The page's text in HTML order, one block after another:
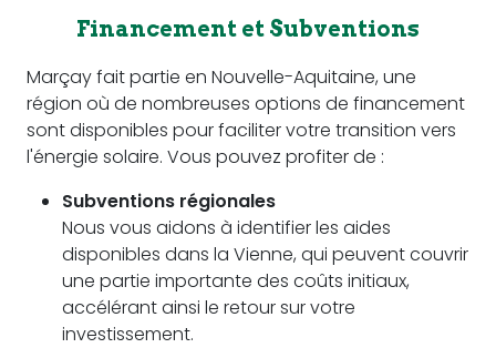
Financement et Subventions
Marçay fait partie en Nouvelle-Aquitaine, une
région où de nombreuses options de financement
sont disponibles pour faciliter votre transition vers
l'énergie solaire. Vous pouvez profiter de :
Subventions régionales
Nous vous aidons à identifier les aides
disponibles dans la Vienne, qui peuvent couvrir
une partie importante des coûts initiaux,
accélérant ainsi le retour sur votre
investissement.